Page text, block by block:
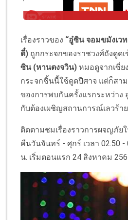
เรื่องราวของ “อู๋ซิน จอมขมังเว
ตี๋) ถูกกระจกของราชวงศ์ถังดูดเ
ซิน (หานตงจวิน) หมอดูจากเซี่
กระจกชิ้นนี้ใช้ดูดปีศาจ แต่ก็สา
ของการพบกันครั้งแรกระหว่าง
กับต้องเผชิญสถานการณ์เลวร้
ติดตามชมเรื่องราวการผจญภัย
คืนวันจันทร์ - ศุกร์ เวลา 02.50 -
น. เริ่มตอนแรก 24 สิงหาคม